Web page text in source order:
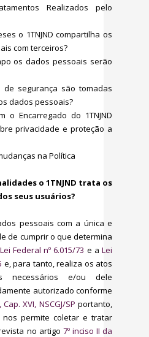
Realizados pelo
o 1TNJND compartilha os
com terceiros?
os dados pessoais serão
de segurança são tomadas
dados pessoais?
o Encarregado do 1TNJND
privacidade e proteção a
na Política
o 1TNJND trata os
seus usuários?
pessoais com a única e
de cumprir o que determina
Lei Federal nº 6.015/73 e aLei
e, para tanto, realiza os atos
necessários e/ou dele
autorizado conforme
XVI, NSCGJ/SP portanto,
permite coletar e tratar
no artigo 7º inciso II da